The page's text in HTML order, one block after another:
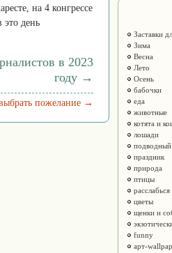
на 4 конгрессе
это день
в 2023
году →
пожелание →
Заставки
Зима
Весна
Лето
Осень
бабочки
еда
животные
котята и
лошади
праздник
природа
птицы
расслабься
цветы
щенки и
funny
арт-